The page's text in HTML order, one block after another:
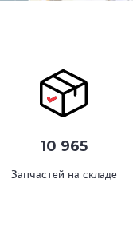
10 965
Запчастей на складе